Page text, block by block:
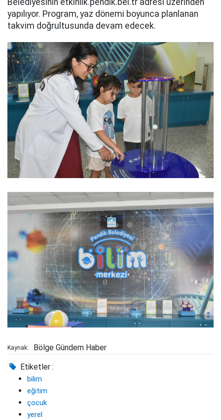
Belediyesinin etkinlik.pendik.bel.tr adresi üzerinden
yapılıyor. Program, yaz dönemi boyunca planlanan
takvim doğrultusunda devam edecek.
Kaynak: Bölge Gündem Haber
Etiketler :
bilim
eğitim
çocuk
yerel